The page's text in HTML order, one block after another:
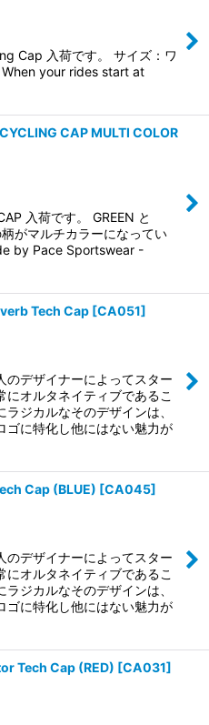
Cap 入荷です。 サイズ：ワ
When your rides start at
CAP MULTI COLOR
入荷です。 GREEN と
がマルチカラーになってい
by Pace Sportswear -
Tech Cap [CA051]
のデザイナーによってスター
にオルタネイティブであるこ
ラジカルなそのデザインは、
ゴに特化し他にはない魅力が
Cap (BLUE) [CA045]
のデザイナーによってスター
にオルタネイティブであるこ
ラジカルなそのデザインは、
ゴに特化し他にはない魅力が
Tech Cap (RED) [CA031]